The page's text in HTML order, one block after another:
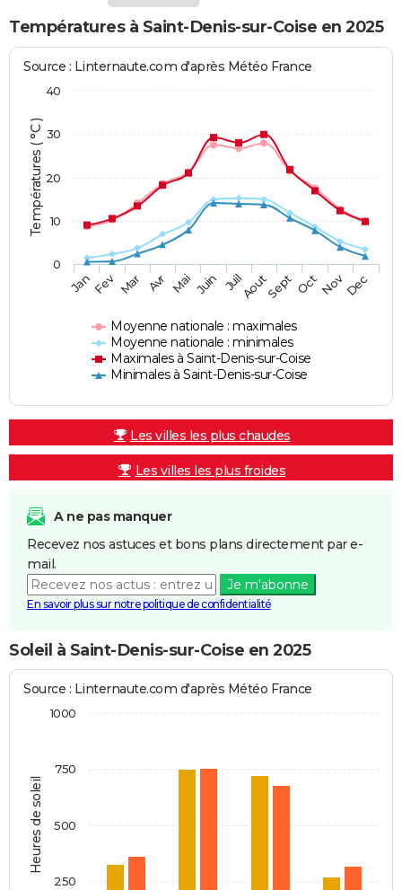
Températures à Saint-Denis-sur-Coise en 2025
Températures ( °C )
Source : Linternaute.com d'après Météo France
Moyenne nationale : maximales
Moyenne nationale : minimales
Maximales à Saint-Denis-sur-Coise
Minimales à Saint-Denis-sur-Coise
JanFev Mar Avr Mai Juin JuilAoutSept OctNovDec
0
10
20
30
40
Les villes les plus chaudes
Les villes les plus froides
A ne pas manquer
Recevez nos astuces et bons plans directement par e-
mail.
Je m'abonne
En savoir plus sur notre politique de confidentialité
Soleil à Saint-Denis-sur-Coise en 2025
Heures de soleil
Source : Linternaute.com d'après Météo France
250
500
750
1000